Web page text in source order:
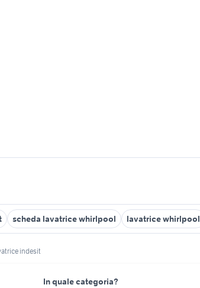
scheda lavatrice whirlpool lavatrice whirlpool
indesit
In quale categoria?